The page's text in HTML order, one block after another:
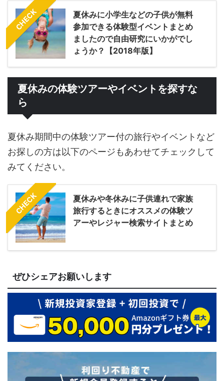
CHECK
夏休みに小学生などの子供が無料
参加できる体験型イベントまとめ
ましたので自由研究にいかがでし
ょうか？【2018年版】
夏休みの体験ツアーやイベントを探すな
ら
夏休み期間中の体験ツアー付の旅行やイベントなど
お探しの方は以下のページもあわせてチェックして
みてください。
CHECK
夏休みや冬休みに子供連れで家族
旅行するときにオススメの体験ツ
アーやレジャー検索サイトまとめ
ぜひシェアお願いします